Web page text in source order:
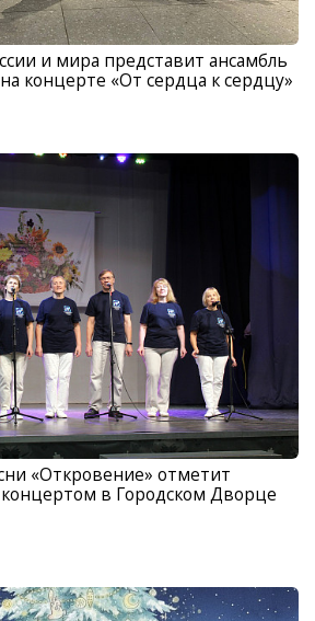
и мира представит ансамбль
концерте «От сердца к сердцу»
«Откровение» отметит
в Городском Дворце